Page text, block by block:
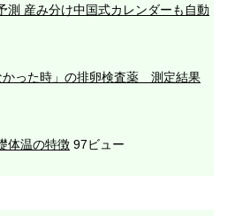
測 産み分け中国式カレンダーも自動
かった時」の排卵検査薬 測定結果
体温の特徴 97ビュー